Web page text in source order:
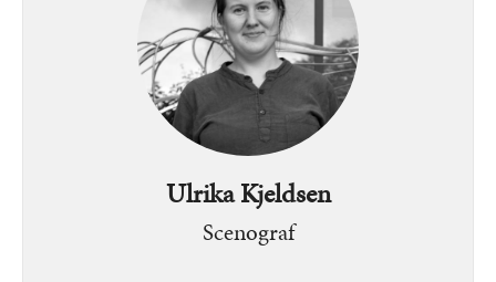
Ulrika Kjeldsen
Scenograf